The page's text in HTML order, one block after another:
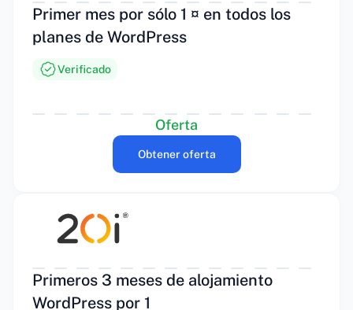
Primer mes por sólo 1 ¤ en todos los
planes de WordPress
Verificado
Oferta
Obtener oferta
Primeros 3 meses de alojamiento
WordPress por 1